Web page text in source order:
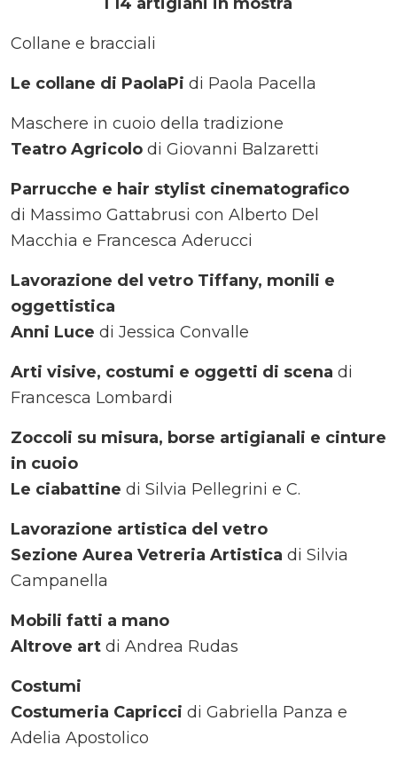
I 14 artigiani in mostra
Collane e bracciali
Le collane di PaolaPi di Paola Pacella
Maschere in cuoio della tradizione
Teatro Agricolo di Giovanni Balzaretti
Parrucche e hair stylist cinematografico
di Massimo Gattabrusi con Alberto Del
Macchia e Francesca Aderucci
Lavorazione del vetro Tiffany, monili e
oggettistica
Anni Luce di Jessica Convalle
Arti visive, costumi e oggetti di scena di
Francesca Lombardi
Zoccoli su misura, borse artigianali e cinture
in cuoio
Le ciabattine di Silvia Pellegrini e C.
Lavorazione artistica del vetro
Sezione Aurea Vetreria Artistica di Silvia
Campanella
Mobili fatti a mano
Altrove art di Andrea Rudas
Costumi
Costumeria Capricci di Gabriella Panza e
Adelia Apostolico